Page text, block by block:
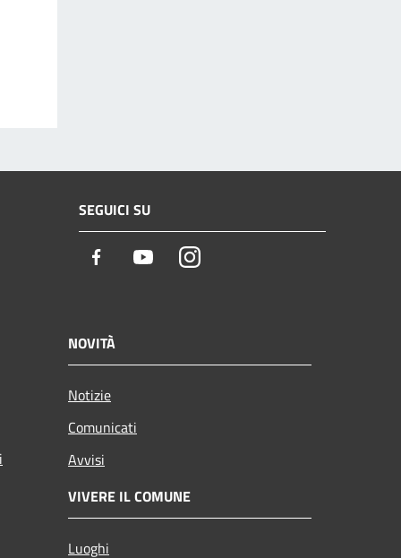
SEGUICI SU
Facebook YoutubeInstagram
NOVITÀ
Notizie
Comunicati
Avvisi
VIVERE IL COMUNE
Luoghi